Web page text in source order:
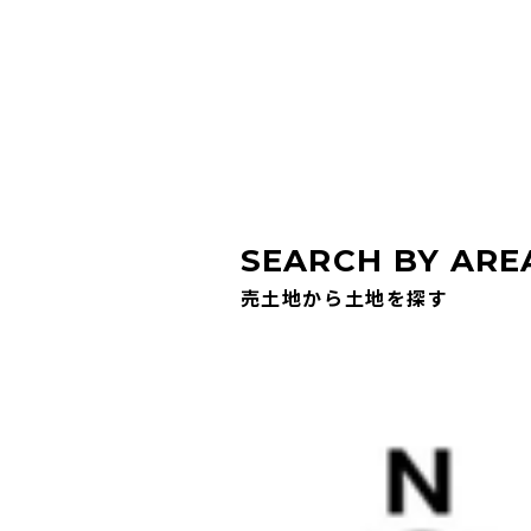
SEARCH BY
売土地から土地を探す